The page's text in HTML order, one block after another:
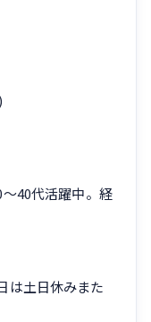
40代活躍中。経
は土日休みまた